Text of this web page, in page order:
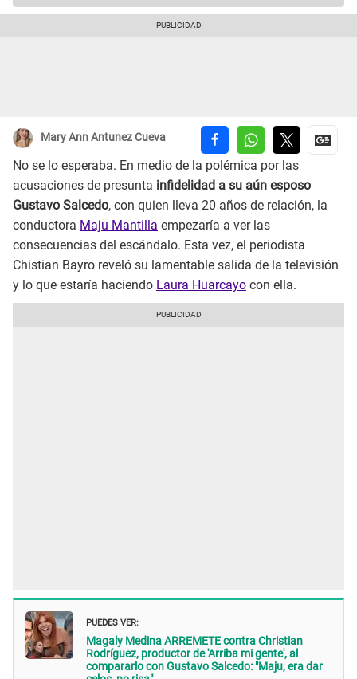
Mary Ann Antunez Cueva
No se lo esperaba. En medio de la polémica por las
acusaciones de presunta infidelidad a su aún esposo
Gustavo Salcedo, con quien lleva 20 años de relación, la
conductora Maju Mantilla empezaría a ver las
consecuencias del escándalo. Esta vez, el periodista
Chistian Bayro reveló su lamentable salida de la televisión
y lo que estaría haciendo Laura Huarcayo con ella.
PUEDES VER:
Magaly Medina ARREMETE contra Christian
Rodríguez, productor de 'Arriba mi gente', al
compararlo con Gustavo Salcedo: "Maju, era dar